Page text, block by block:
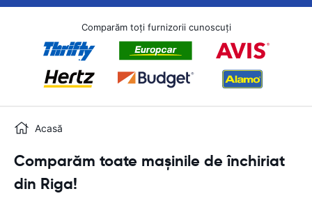
Comparăm toți furnizorii cunoscuți
Acasă
Comparăm toate mașinile de închiriat
din Riga!